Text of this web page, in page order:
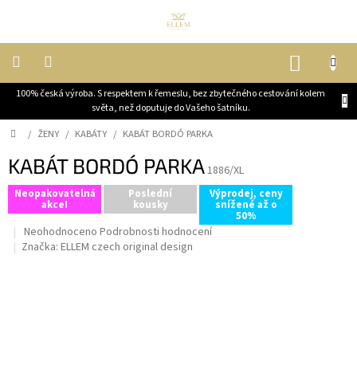
100% česká výroba. S respektem k řemeslu, bez zbytečného cestování kolem
světa, než doputuje do Vašeho šatníku.
DĚTI
ŽENY
MUŽI
JEZDECKÉ
KABÁTY
Domů
/ ŽENY / KABÁTY / KABÁT BORDÓ PARKA
KABÁT BORDÓ PARKA1886/XL
Neopakovatelná
akce!
Poslední
kousky
Výprodej, ceny
snížené až o
50%
Průměrné
hodnocení
Neohodnoceno Podrobnosti hodnocení
Značka: ELLEM czech original design